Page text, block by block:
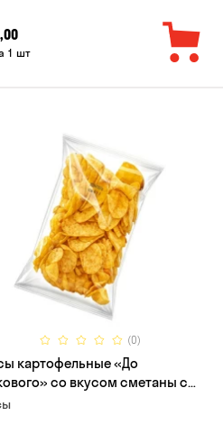
,00
1 шт
(0)
картофельные «До
со вкусом сметаны с
100г